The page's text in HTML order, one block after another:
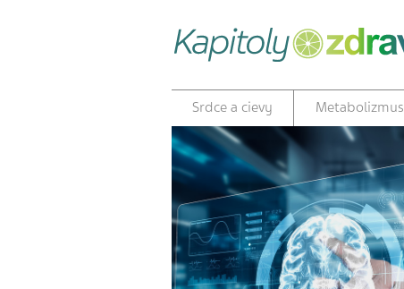
Srdce a cievy Metabolizmus